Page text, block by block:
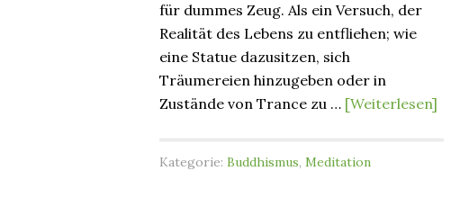
für dummes Zeug. Als ein Versuch, der
Realität des Lebens zu entfliehen; wie
eine Statue dazusitzen, sich
Träumereien hinzugeben oder in
Zustände von Trance zu … [Weiterlesen]
Kategorie: Buddhismus, Meditation